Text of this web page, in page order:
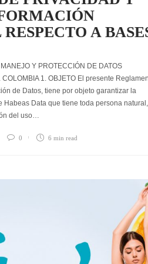
A
Y PROTECCIÓN DE DATOS
COLOMBIA 1. OBJETO El presente
de Datos, tiene por objeto garantizar la
Habeas Data que tiene toda persona natural,
del uso…
0 6 min read